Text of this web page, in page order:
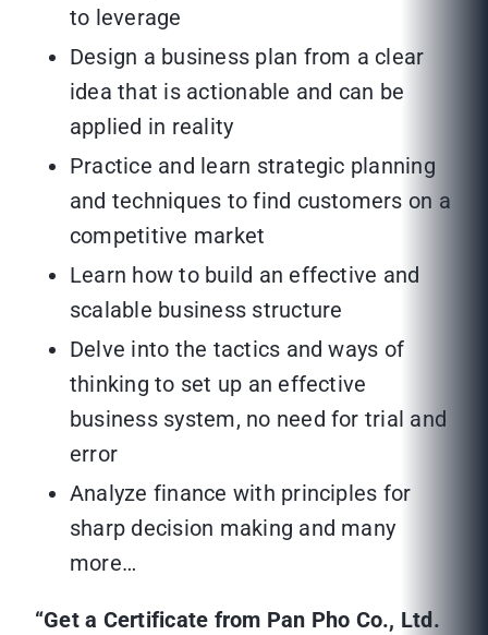
to leverage
Design a business plan from a clear
idea that is actionable and can be
applied in reality
Practice and learn strategic planning
and techniques to find customers on a
competitive market
Learn how to build an effective and
scalable business structure
Delve into the tactics and ways of
thinking to set up an effective
business system, no need for trial and
error
Analyze finance with principles for
sharp decision making and many
more…
“Get a Certificate from Pan Pho Co., Ltd.